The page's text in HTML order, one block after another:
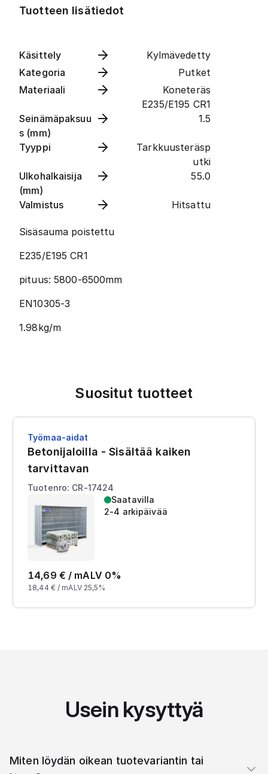
Tuotteen lisätiedot
Käsittely
Kylmävedetty
Kategoria
Putket
Materiaali
Koneteräs
E235/E195 CR1
Seinämäpaksuu
s (mm)
1.5
Tyyppi
Tarkkuusteräsp
utki
Ulkohalkaisija
(mm)
55.0
Valmistus Hitsattu
Sisäsauma poistettu
E235/E195 CR1
pituus: 5800-6500mm
EN10305-3
1.98kg/m
Suositut tuotteet
Työmaa-aidat
Betonijaloilla - Sisältää kaiken
tarvittavan
Tuotenro: CR-17424
Saatavilla
2-4 arkipäivää
14,69 € / mALV 0%
18,44 € / mALV 25,5%
Usein kysyttyä
Miten löydän oikean tuotevariantin tai